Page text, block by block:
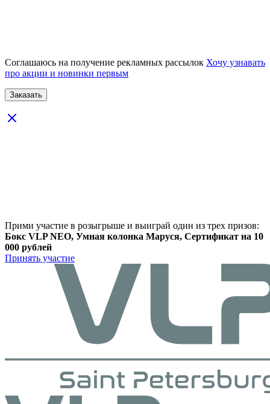
Соглашаюсь на получение рекламных рассылок Хочу узнавать
про акции и новинки первым
Прими участие в розыгрыше и выиграй один из трех призов:
Бокс VLP NEO, Умная колонка Маруся, Сертификат на 10
000 рублей
Принять участие